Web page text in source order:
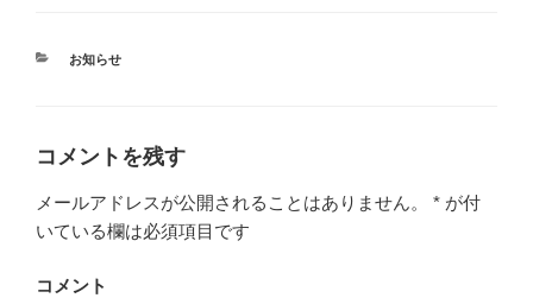
カ
ー
お知らせ
コメントを残す
メールアドレスが公開されることはありません。 * が付
いている欄は必須項目です
コメント